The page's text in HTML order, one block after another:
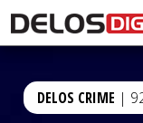
DELOS CRIME |